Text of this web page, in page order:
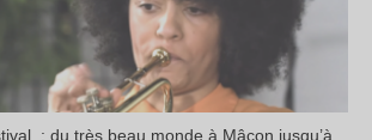
: du très beau monde à Mâcon jusqu’à